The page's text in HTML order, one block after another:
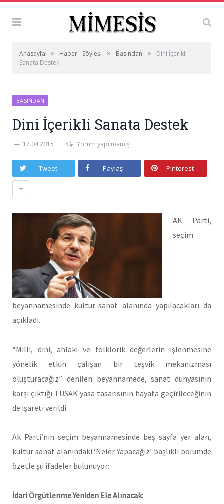
Anasayfa » Haber - Söyleşi » Basından »
Dini İçerikli
Sanata Destek
BASINDAN
Dini İçerikli Sanata Destek
17.04.2015 Yorum yapılmamış
Tweet Paylaş Pinterest
+
AK Parti,
seçim
beyannamesinde kültür-sanat alanında yapılacakları da
açıkladı.
“Milli, dini, ahlaki ve folklorik değerlerin işlenmesine
yönelik etkin çalışan bir teşvik mekanizması
oluşturacağız” denilen beyannamede, sanat dünyasının
karşı çıktığı TÜSAK yasa tasarısının hayata geçirileceğinin
de işareti verildi.
Ak Parti’nin seçim beyannamesinde beş sayfa yer alan,
kültür sanat alanındaki ‘Neler Yapacağız’ başlıklı bölümde
özetle şu ifadeler bulunuyor:
İdari Örgütlenme Yeniden Ele Alınacak: